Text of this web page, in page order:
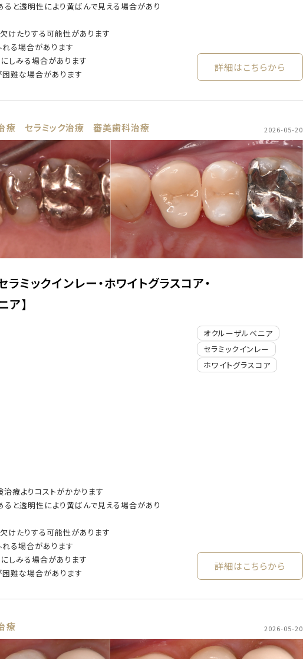
と透明性により黄ばんで見える場合があり
けたりする可能性があります
る場合があります
しみる場合があります
難な場合があります
詳細はこちらから
療 セラミック治療 審美歯科治療 2026-05-20
ミックインレー・ホワイトグラスコア・
ア】
療よりコストがかかります
と透明性により黄ばんで見える場合があり
けたりする可能性があります
る場合があります
しみる場合があります
難な場合があります
オクルーザルべニア
セラミックインレー
ホワイトグラスコア
詳細はこちらから
療 2026-05-20